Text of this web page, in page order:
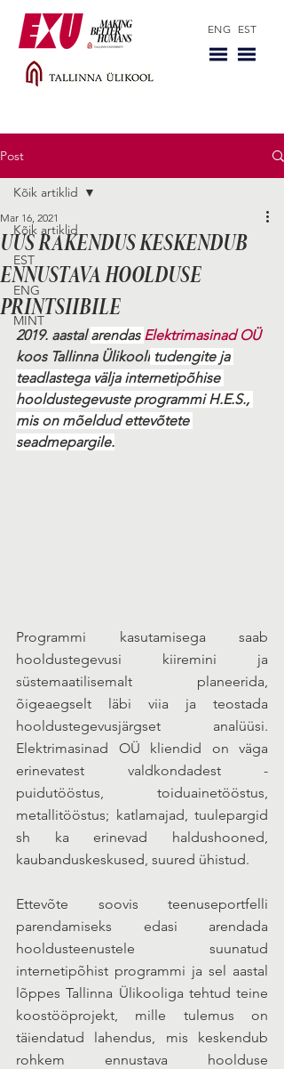
ENG EST
Post
Kõik artiklid
EST
ENG
MINT
Kõik artiklid
UUS RAKENDUS KESKENDUB
ENNUSTAVA HOOLDUSE
PRINTSIIBILE
Mar 16, 2021
2019. aastal arendas Elektrimasinad OÜ
koos Tallinna Ülikooli tudengite ja
teadlastega välja internetipõhise
hooldustegevuste programmi H.E.S.,
mis on mõeldud ettevõtete
seadmepargile.
Programmi kasutamisega saab
hooldustegevusi kiiremini ja
süstemaatilisemalt planeerida,
õigeaegselt läbi viia ja teostada
hooldustegevusjärgset analüüsi.
Elektrimasinad OÜ kliendid on väga
erinevatest valdkondadest -
puidutööstus, toiduainetööstus,
metallitööstus; katlamajad, tuulepargid
sh ka erinevad haldushooned,
kaubanduskeskused, suured ühistud.
Ettevõte soovis teenuseportfelli
parendamiseks edasi arendada
hooldusteenustele suunatud
internetipõhist programmi ja sel aastal
lõppes Tallinna Ülikooliga tehtud teine
koostööprojekt, mille tulemus on
täiendatud lahendus, mis keskendub
rohkem ennustava hoolduse